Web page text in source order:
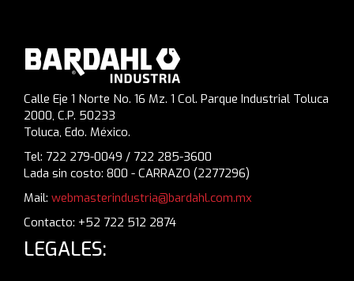
Calle Eje 1 Norte No. 16 Mz. 1 Col. Parque Industrial Toluca
2000, C.P. 50233
Toluca, Edo. México.
Tel: 722 279-0049 / 722 285-3600
Lada sin costo: 800 - CARRAZO (2277296)
Mail: webmasterindustria@bardahl.com.mx
Contacto: +52 722 512 2874
LEGALES: